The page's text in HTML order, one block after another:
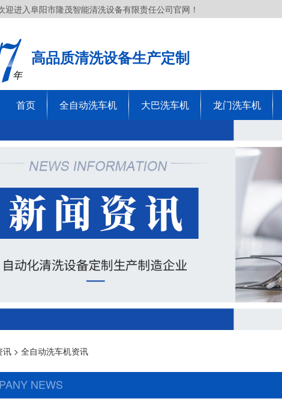
迎进入阜阳市隆茂智能清洗设备有限责任公司官网！
年
高品质清洗设备生产定制
首页 全自动洗车机 大巴洗车机 龙门洗车机
讯 > 全自动洗车机资讯
NEWS